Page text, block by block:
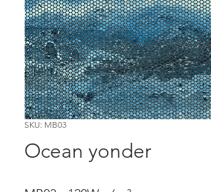
SKU: MB03
Ocean yonder